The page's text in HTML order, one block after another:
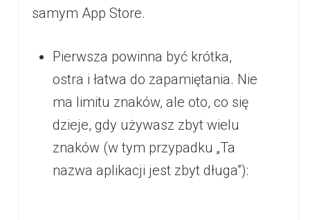
samym App Store.
Pierwsza powinna być krótka,
ostra i łatwa do zapamiętania. Nie
ma limitu znaków, ale oto, co się
dzieje, gdy używasz zbyt wielu
znaków (w tym przypadku „Ta
nazwa aplikacji jest zbyt długa”):